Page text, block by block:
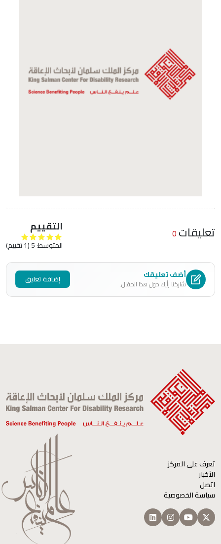
تعليقات 0 التقييم
المتوسط:5
(
1تقييم)
أضف تعليقك
شاركنا رأيك حول هذا المقال. إضافة تعليق
التعليق
هذا السؤال لإختبار ما إذا كنت زائرًا فعلياً، بهدف منع
عمليات الإرسال العشوائي الآلية.
تعرف على المركز
الأخبار
اتصل
سياسة الخصوصية